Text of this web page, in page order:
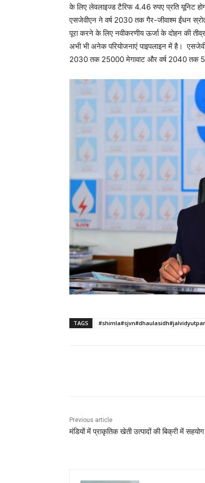
के लिए लेवलाइज्ड टैरिफ 4.46 रुपए प्रति यूनिट
एसजेवीएन ने वर्ष 2030 तक गैर-जीवाश्म ईंधन
पूरा करने के लिए नवीकरणीय ऊर्जा के दोहन की
अभी भी अनेक परियोजनाएं पाइपलाइन में है।
2030 तक 25000 मेगावाट और वर्ष 2040 तक
TAGS
Previous article
मंडियों में प्राकृतिक खेती उत्पादों की बिक्री में